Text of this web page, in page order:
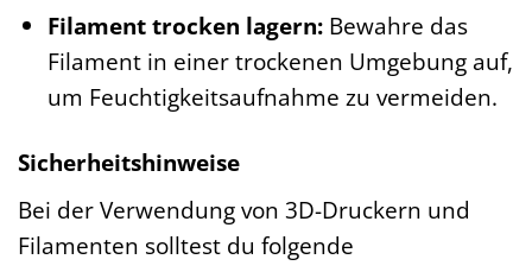
Filament trocken lagern:Bewahre das
Filament in einer trockenen Umgebung auf,
um Feuchtigkeitsaufnahme zu vermeiden.
Sicherheitshinweise
Bei der Verwendung von 3D-Druckern und
Filamenten solltest du folgende